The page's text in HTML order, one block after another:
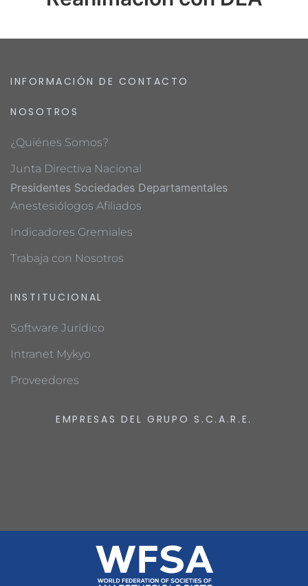
INFORMACIÓN DE CONTACTO
NOSOTROS
¿Quiénes Somos?
Junta Directiva Nacional
Presidentes Sociedades Departamentales
Anestesiólogos Afiliados
Indicadores Gremiales
Trabaja con Nosotros
INSTITUCIONAL
Software Jurídico
Intranet Mykyo
Proveedores
EMPRESAS DEL GRUPO S.C.A.R.E.